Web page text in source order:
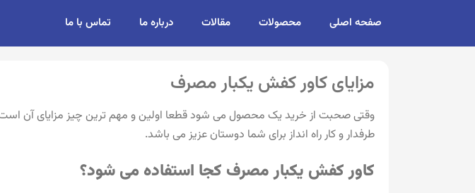
صفحه اصلی محصولات مقالات درباره ما تماس با ما
مزایای کاور کفش یکبار مصرف
وقتی صحبت از خرید یک محصول می شود قطعا اولین و مهم ترین چیز مزایای آن
طرفدار و کار راه انداز برای شما دوستان عزیز می باشد.
کاور کفش یکبار مصرف کجا استفاده می شود؟